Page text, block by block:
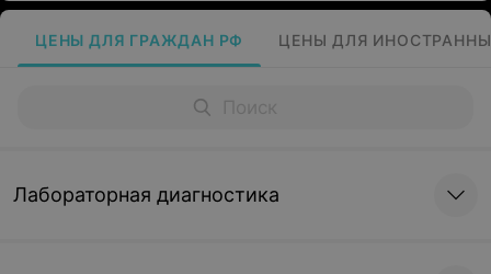
ЦЕНЫ ДЛЯ ГРАЖДАН РФ ЦЕНЫ ДЛЯ
Лабораторная диагностика